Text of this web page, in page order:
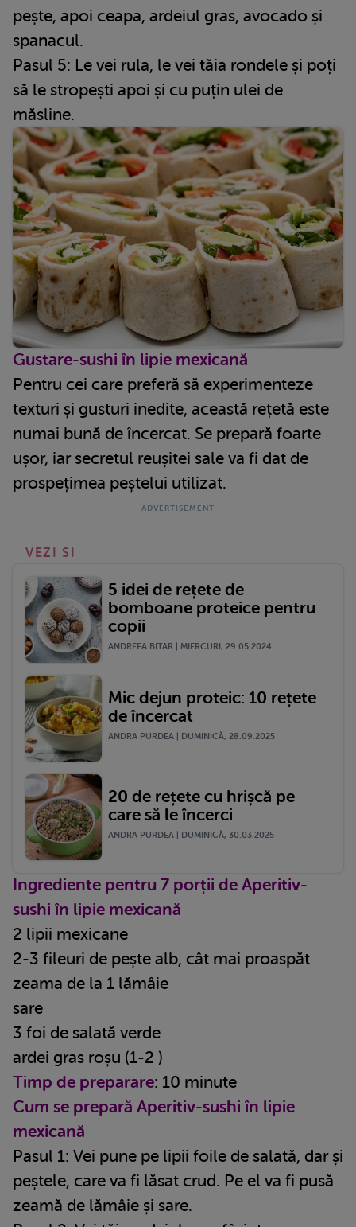
pește, apoi ceapa, ardeiul gras, avocado și
spanacul.
Pasul 5: Le vei rula, le vei tăia rondele și poți
să le stropești apoi și cu puțin ulei de
măsline.
Gustare-sushi în lipie mexicană
Pentru cei care preferă să experimenteze
texturi și gusturi inedite, această rețetă este
numai bună de încercat. Se prepară foarte
ușor, iar secretul reușitei sale va fi dat de
prospețimea peștelui utilizat.
VEZI SI
5 idei de rețete de
bomboane proteice pentru
copii
ANDREEA BITAR | MIERCURI, 29.05.2024
Mic dejun proteic: 10 rețete
de încercat
ANDRA PURDEA | DUMINICĂ, 28.09.2025
20 de rețete cu hrișcă pe
care să le încerci
ANDRA PURDEA | DUMINICĂ, 30.03.2025
Ingrediente pentru 7 porții de Aperitiv-
sushi în lipie mexicană
2 lipii mexicane
2-3 fileuri de pește alb, cât mai proaspăt
zeama de la 1 lămâie
sare
3 foi de salată verde
ardei gras roșu (1-2 )
Timp de preparare: 10 minute
Cum se prepară Aperitiv-sushi în lipie
mexicană
Pasul 1: Vei pune pe lipii foile de salată, dar și
peștele, care va fi lăsat crud. Pe el va fi pusă
zeamă de lămâie și sare.